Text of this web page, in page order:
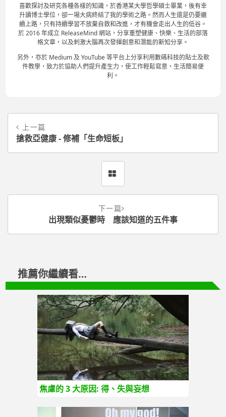
喜歡探討及研究各種各樣的知識，於香港某大學哲學碩士畢業，後有幸
升讀博士學位，卻一場大病終結了我的學術之路。然而人生還是仍要繼
續上路，只有持續學習不放棄自救和改進，才有機會走出人生的低谷。
於 2016 年成立 ReleaseMind 網站，分享重塑健康、快樂、生活的部落
格文章，以及刺激大腦再次發揮創意和潛能的新知分享。
另外，亦於 Medium 及 YouTube 等平台上分享利用數碼科技的貼士及軟
件教學，致力於協助人們提升產生力，使工作輕鬆寫意，生活簡易便
利。
上一篇
搶救亞健康 - 修補「生命短板」
下一篇
出現類似憂鬱時 應該知道的五件事
推薦你繼續看…
焦慮的 3 大原因: 得、失與妄想